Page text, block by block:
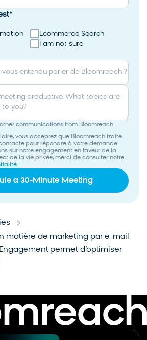
*
Ecommerce Search
I am not sure
vous entendu parler de Bloomreach ?
you?
communications from Bloomreach.
vous acceptez que Bloomreach traite
pour répondre à votre demande.
sur notre engagement en faveur de la
de la vie privée, merci de consulter notre
matière de marketing par e-mail
permet d’optimiser